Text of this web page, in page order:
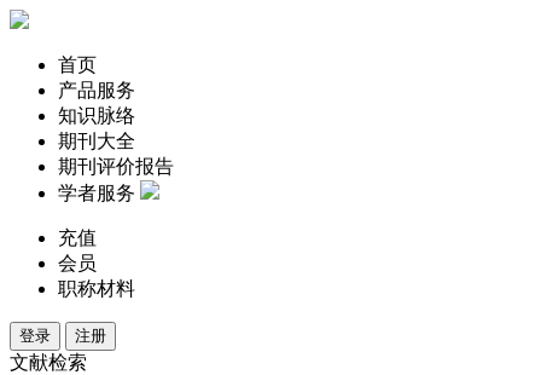
首页
产品服务
知识脉络
期刊大全
期刊评价报告
学者服务
充值
会员
职称材料
登录 注册
文献检索